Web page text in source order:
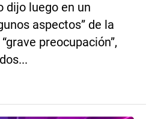
dijo luego en un
aspectos” de la
preocupación”,